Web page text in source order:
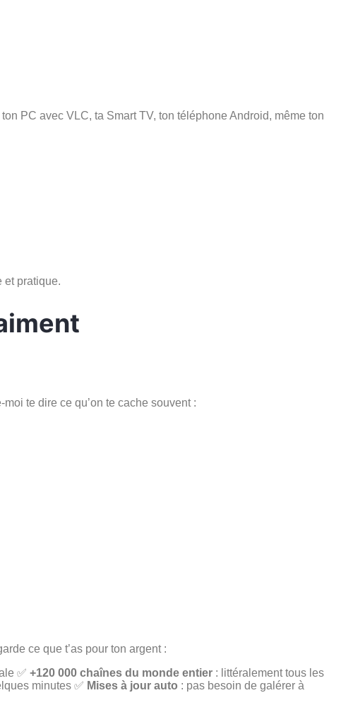
PC avec VLC, ta Smart TV, ton téléphone Android, même ton
et pratique.
te dire ce qu’on te cache souvent :
ce que t’as pour ton argent :
✅ +120 000 chaînes du monde entier : littéralement tous les
minutes ✅ Mises à jour auto : pas besoin de galérer à